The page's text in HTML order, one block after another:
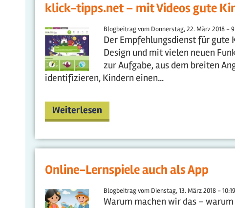
klick-tipps.net – mit Videos gute
Blogbeitrag vom Donnerstag, 22. März 2018 -
Der Empfehlungsdienst für gute
Design und mit vielen neuen
zur Aufgabe, aus dem breiten
identifizieren, Kindern einen...
Weiterlesen
Online-Lernspiele auch als App
Blogbeitrag vom Dienstag, 13. März 2018 - 10:19
Warum machen wir das –